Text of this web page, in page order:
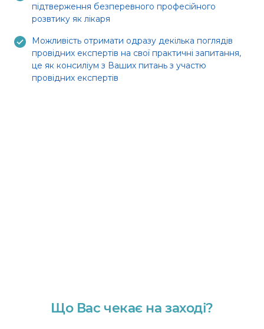
підтверження безперевного професійного
розвтику як лікаря
Можливість отримати одразу декілька поглядів
провідних експертів на свої практичні запитання,
це як консиліум з Ваших питань з участю
провідних експертів
Що Вас чекає на заході?